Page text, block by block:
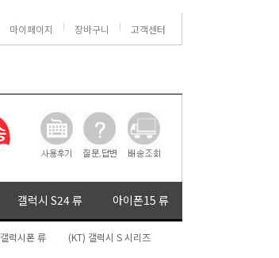
마이페이지 장바구니 고객센터
갤럭시 S24 류 아이폰15 류
갤럭시폰 류 (KT) 갤럭시 S 시리즈